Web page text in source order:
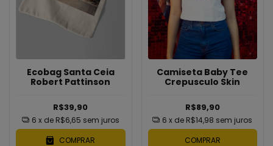
Ecobag Santa Ceia
Robert Pattinson
R$39,90
6 x de R$6,65 sem juros
COMPRAR
Camiseta Baby Tee
Crepusculo Skin
R$89,90
6 x de R$14,98 sem juros
COMPRAR